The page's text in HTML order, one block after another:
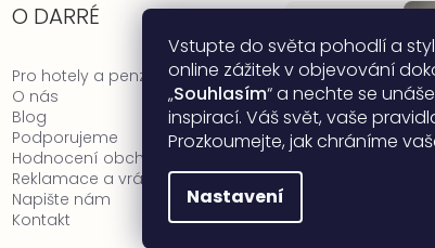
Vstupte do světa pohodlí a
online zážitek v objevování
„Souhlasím“ a nechte se
inspirací. Váš svět, vaše
Prozkoumejte, jak chráníme
Nastavení
O DARRÉ
Pro hotely a penziony
O nás
Blog
Podporujeme
Hodnocení obchodu
Reklamace a vrácení zboží
Napište nám
Kontakt
Česká
firma